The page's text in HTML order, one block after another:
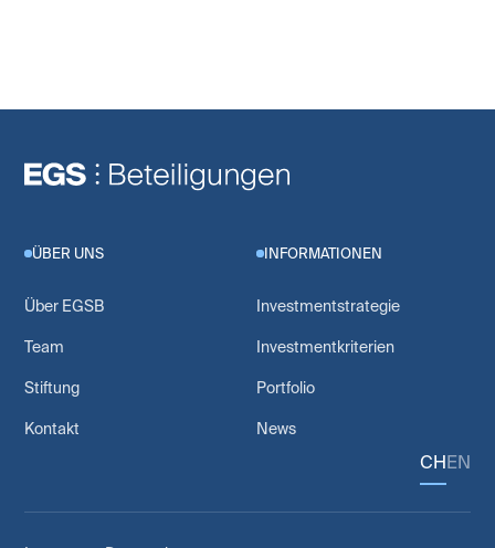
ÜBER UNS
Über EGSB
Team
Stiftung
Kontakt
INFORMATIONEN
Investmentstrategie
Investmentkriterien
Portfolio
News
CHEN